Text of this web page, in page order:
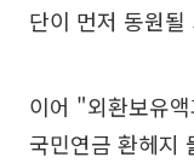
단이 먼저 동원
이어 "외환보유
국민연금 환헤지